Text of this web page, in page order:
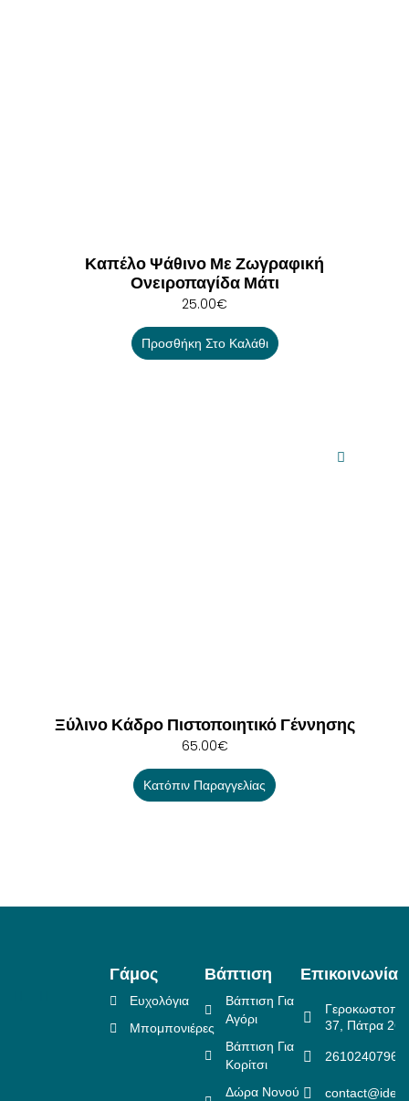
Καπέλο Ψάθινο Με Ζωγραφική
Ονειροπαγίδα Μάτι
25.00€
Προσθήκη Στο Καλάθι
Ξύλινο Κάδρο Πιστοποιητικό Γέννησης
65.00€
Κατόπιν Παραγγελίας
Γάμος
Ευχολόγια
Μπομπονιέρες
Βάπτιση
Βάπτιση Για
Αγόρι
Βάπτιση Για
Κορίτσι
Δώρα Νονού
Επικοινωνία
37, Πάτρα
2610240796